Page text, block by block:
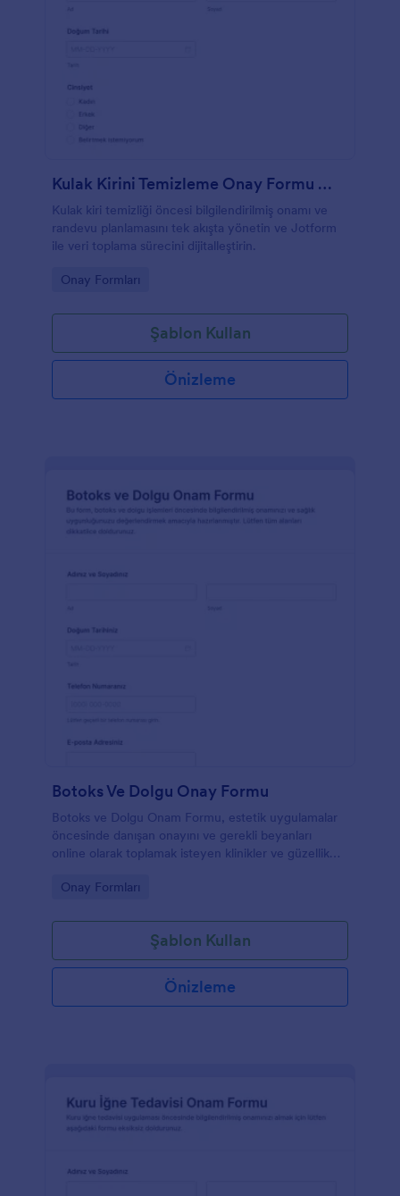
Kulak Kirini Temizleme Onay Formu 🎧✨
Kulak kiri temizliği öncesi bilgilendirilmiş onamı ve
randevu planlamasını tek akışta yönetin ve Jotform
ile veri toplama sürecini dijitalleştirin.
Go to Category:
Onay Formları
Şablon Kullan
Önizleme
Botoks Ve Dolgu Onay Formu
Botoks ve Dolgu Onam Formu, estetik uygulamalar
öncesinde danışan onayını ve gerekli beyanları
online olarak toplamak isteyen klinikler ve güzellik
Go to Category:
Onay Formları
Şablon Kullan
Önizleme